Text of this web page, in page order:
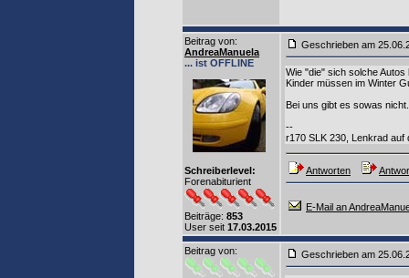
Beitrag von:
AndreaManuela
... ist OFFLINE
Schreiberlevel:
Forenabiturient
Beiträge: 853
User seit 17.03.2015
Geschrieben am
Wie "die" sich solche
Kinder müssen im Winter
Bei uns gibt es sowas
--
r170 SLK 230, Lenkrad auf
Antworten
E-Mail an
Beitrag von: Geschrieben am